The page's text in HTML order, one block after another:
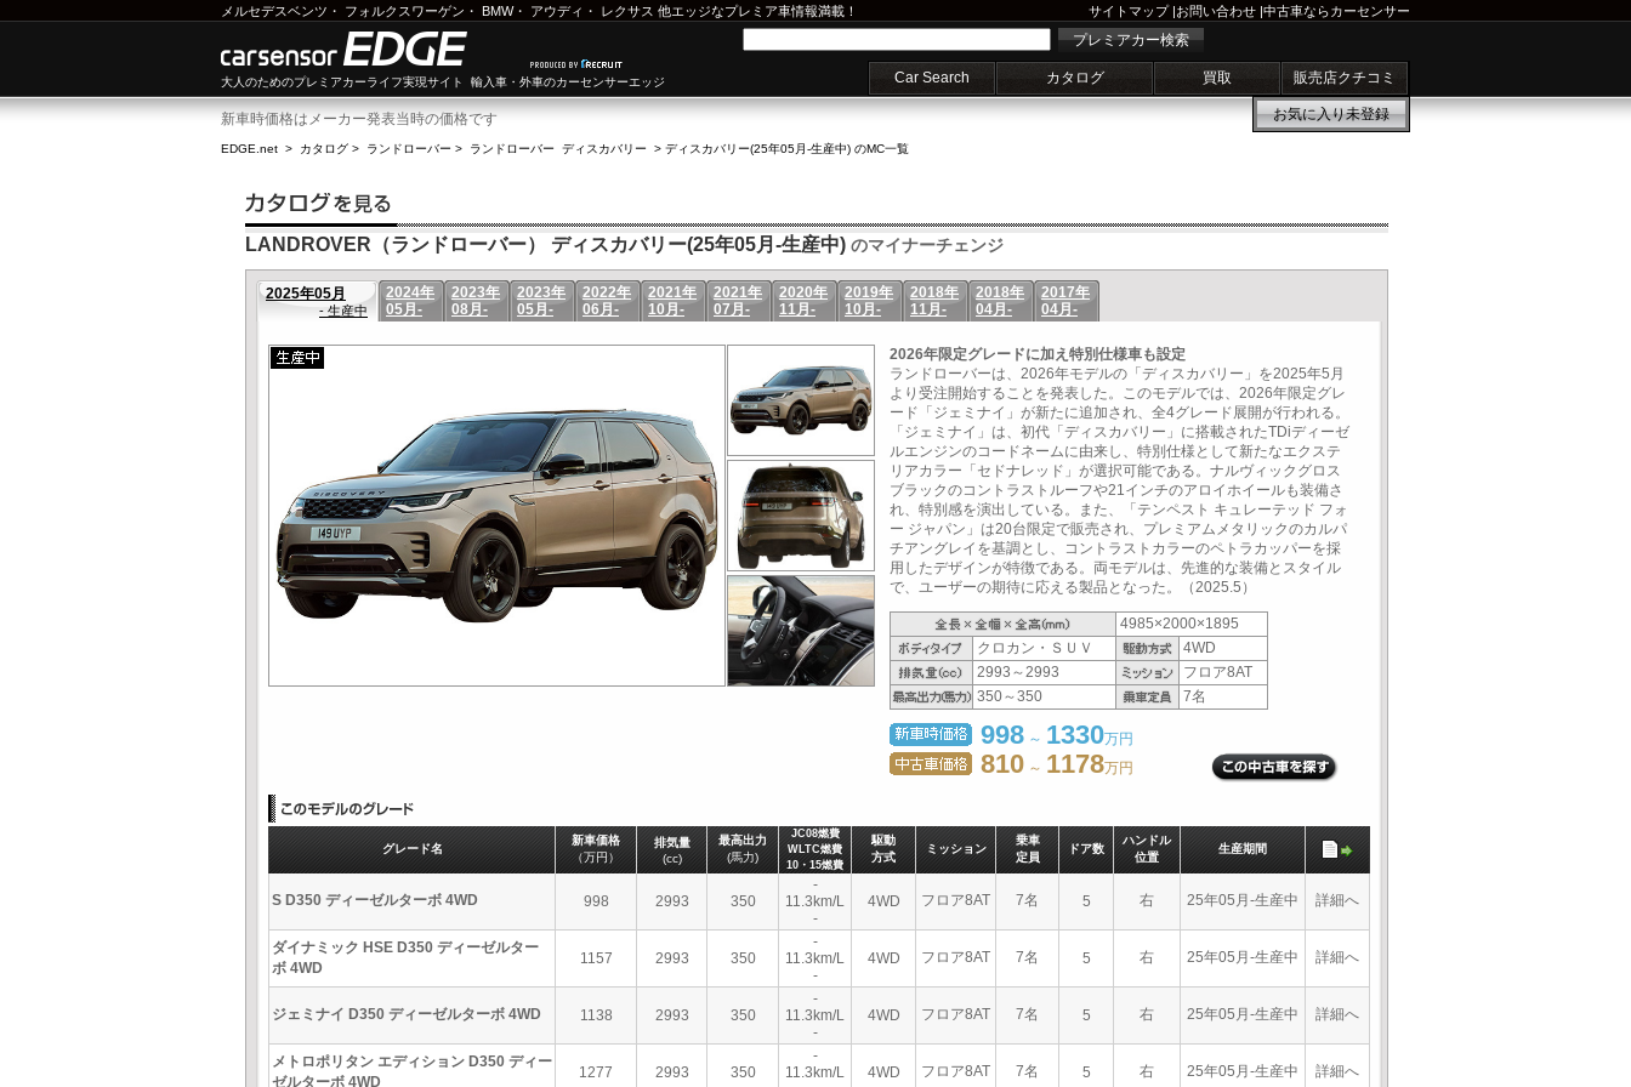
メルセデスベンツ ・ フォルクスワーゲン ・ BMW・ アウディ ・ レクサス 他エッジなプレミア車情報満載！ サイトマップ|お問い合わせ |中古車ならカーセンサー
大人のためのプレミアカーライフ実現サイト 輸入車・外車のカーセンサーエッジ
プレミアカー検索
Car Search カタログ 買取 販売店クチコミ
お気に入り未登録
新車時価格はメーカー発表当時の価格です
EDGE.net > カタログ > ランドローバー > ランドローバー ディスカバリー > ディスカバリー(25年05月-生産中) のMC一覧
LANDROVER（ランドローバー） ディスカバリー(25年05月-生産中) のマイナーチェンジ
2025年05月
- 生産中
2024年
05月-
2023年
08月-
2023年
05月-
2022年
06月-
2021年
10月-
2021年
07月-
2020年
11月-
2019年
10月-
2018年
11月-
2018年
04月-
2017年
04月-
2026年限定グレードに加え特別仕様車も設定
ランドローバーは、2026年モデルの「ディスカバリー」を2025年5月
より受注開始することを発表した。このモデルでは、2026年限定グレ
ード「ジェミナイ」が新たに追加され、全4グレード展開が行われる。
「ジェミナイ」は、初代「ディスカバリー」に搭載されたTDiディーゼ
ルエンジンのコードネームに由来し、特別仕様として新たなエクステ
リアカラー「セドナレッド」が選択可能である。ナルヴィックグロス
ブラックのコントラストルーフや21インチのアロイホイールも装備さ
れ、特別感を演出している。また、「テンペスト キュレーテッド フォ
ー ジャパン」は20台限定で販売され、プレミアムメタリックのカルパ
チアングレイを基調とし、コントラストカラーのペトラカッパーを採
用したデザインが特徴である。両モデルは、先進的な装備とスタイル
で、ユーザーの期待に応える製品となった。（2025.5）
4985×2000×1895
クロカン・ＳＵＶ
4WD
2993～2993
フロア8AT
350～350
7名
998 ～ 1330万円
810 ～ 1178万円
グレード名
新車価格
（万円）
排気量
(cc)
最高出力
(馬力)
JC08燃費
WLTC燃費
10・15燃費
駆動
方式
ミッション
乗車
定員
ドア数
ハンドル
位置
生産期間
S D350 ディーゼルターボ 4WD 998 2993 350
-
11.3km/L
-
4WD フロア8AT 7名 5 右 25年05月-生産中 詳細へ
ダイナミック HSE D350 ディーゼルター
ボ 4WD
1157 2993 350
-
11.3km/L
-
4WD フロア8AT 7名 5 右 25年05月-生産中 詳細へ
ジェミナイ D350 ディーゼルターボ 4WD 1138 2993 350
-
11.3km/L
-
4WD フロア8AT 7名 5 右 25年05月-生産中 詳細へ
メトロポリタン エディション D350 ディー
ゼルターボ 4WD
1277 2993 350
-
11.3km/L
4WD フロア8AT 7名 5 右 25年05月-生産中 詳細へ